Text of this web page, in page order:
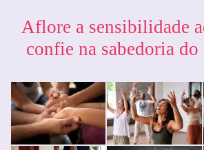
Aflore a sensibilidade
confie na sabedoria do